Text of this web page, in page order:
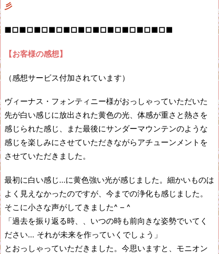
彡
■□■□■□■□■□■□■□■□■□■□■□■
【お客様の感想】
（感想サービス付加されています）
ヴィーナス・フォンティニー様がおっしゃっていただいた
先が白い感じに放出された黄色の光、体感が重さと熱さを
感じられた感じ、また最後にサンダーマウンテンのような
感じを楽しみにさせていただきながらアチューンメントを
させていただきました。
最初に白い感じ…に黄色強い光が感じました。細かいものは
よく見えなかったのですが、今までの浄化も感じました。
そこに小さな声がしてきました^ – ^
「過去を振り返る時、、いつの時も前向きな姿勢でいてく
ださい… それが未来を作っていくでしょう」
とおっしゃっていただきました。今思いますと、モニオン